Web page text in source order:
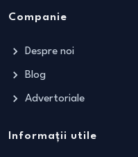
Companie
Despre noi
Blog
Advertoriale
Informații utile